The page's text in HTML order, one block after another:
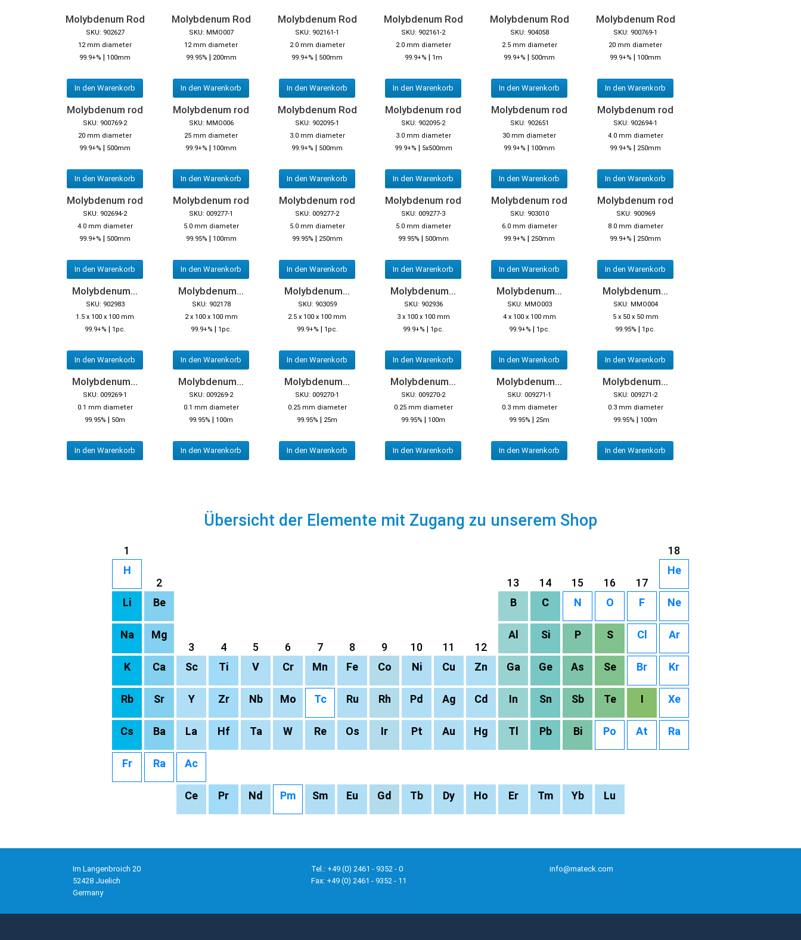
Molybdenum Rod
SKU: 902627
12 mm diameter
99.9+% | 100mm
In den Warenkorb
Molybdenum Rod
SKU: MMO007
12 mm diameter
99.95% | 200mm
In den Warenkorb
Molybdenum Rod
SKU: 902161-1
2.0 mm diameter
99.9+% | 500mm
In den Warenkorb
Molybdenum Rod
SKU: 902161-2
2.0 mm diameter
99.9+% | 1m
In den Warenkorb
Molybdenum Rod
SKU: 904058
2.5 mm diameter
99.9+% | 500mm
In den Warenkorb
Molybdenum Rod
SKU: 900769-1
20 mm diameter
99.9+% | 100mm
In den Warenkorb
Molybdenum rod
SKU: 900769-2
20 mm diameter
99.9+% | 500mm
In den Warenkorb
Molybdenum rod
SKU: MMO006
25 mm diameter
99.9+% | 100mm
In den Warenkorb
Molybdenum Rod
SKU: 902095-1
3.0 mm diameter
99.9+% | 500mm
In den Warenkorb
Molybdenum rod
SKU: 902095-2
3.0 mm diameter
99.9+% | 5x500mm
In den Warenkorb
Molybdenum rod
SKU: 902651
30 mm diameter
99.9+% | 100mm
In den Warenkorb
Molybdenum rod
SKU: 902694-1
4.0 mm diameter
99.9+% | 250mm
In den Warenkorb
Molybdenum rod
SKU: 902694-2
4.0 mm diameter
99.9+% | 500mm
In den Warenkorb
Molybdenum rod
SKU: 009277-1
5.0 mm diameter
99.95% | 100mm
In den Warenkorb
Molybdenum rod
SKU: 009277-2
5.0 mm diameter
99.95% | 250mm
In den Warenkorb
Molybdenum rod
SKU: 009277-3
5.0 mm diameter
99.95% | 500mm
In den Warenkorb
Molybdenum rod
SKU: 903010
6.0 mm diameter
99.9+% | 250mm
In den Warenkorb
Molybdenum rod
SKU: 900969
8.0 mm diameter
99.9+% | 250mm
In den Warenkorb
Molybdenum...
SKU: 902983
1.5 x 100 x 100 mm
99.9+% | 1pc.
In den Warenkorb
Molybdenum...
SKU: 902178
2 x 100 x 100 mm
99.9+% | 1pc.
In den Warenkorb
Molybdenum...
SKU: 903059
2.5 x 100 x 100 mm
99.9+% | 1pc.
In den Warenkorb
Molybdenum...
SKU: 902936
3 x 100 x 100 mm
99.9+% | 1pc.
In den Warenkorb
Molybdenum...
SKU: MMO003
4 x 100 x 100 mm
99.9+% | 1pc.
In den Warenkorb
Molybdenum...
SKU: MMO004
5 x 50 x 50 mm
99.95% | 1pc.
In den Warenkorb
Molybdenum...
SKU: 009269-1
0.1 mm diameter
99.95% | 50m
In den Warenkorb
Molybdenum...
SKU: 009269-2
0.1 mm diameter
99.95% | 100m
In den Warenkorb
Molybdenum...
SKU: 009270-1
0.25 mm diameter
99.95% | 25m
In den Warenkorb
Molybdenum...
SKU: 009270-2
0.25 mm diameter
99.95% | 100m
In den Warenkorb
Molybdenum...
SKU: 009271-1
0.3 mm diameter
99.95% | 25m
In den Warenkorb
Molybdenum...
SKU: 009271-2
0.3 mm diameter
99.95% | 100m
In den Warenkorb
Übersicht der Elemente mit Zugang zu unserem Shop
1
18
H
2
13 14 15 16 17
He
Li Be B C N O F Ne
Na
Mg
3
4 5 6 7 8 9 10 11 12
Al Si P S Cl Ar
K Ca Sc Ti V Cr Mn Fe Co Ni Cu Zn Ga Ge As Se Br Kr
Rb Sr Y Zr Nb Mo Tc Ru Rh Pd Ag Cd In Sn Sb Te I Xe
Cs Ba La Hf Ta W Re Os Ir Pt Au Hg Tl Pb Bi Po At Ra
Fr Ra Ac
Ce Pr Nd Pm Sm Eu Gd Tb Dy Ho Er Tm Yb Lu
Im Langenbroich 20
52428 Juelich
Germany
Tel.: +49 (0) 2461 - 9352 - 0
Fax: +49 (0) 2461 - 9352 - 11
info@mateck.com